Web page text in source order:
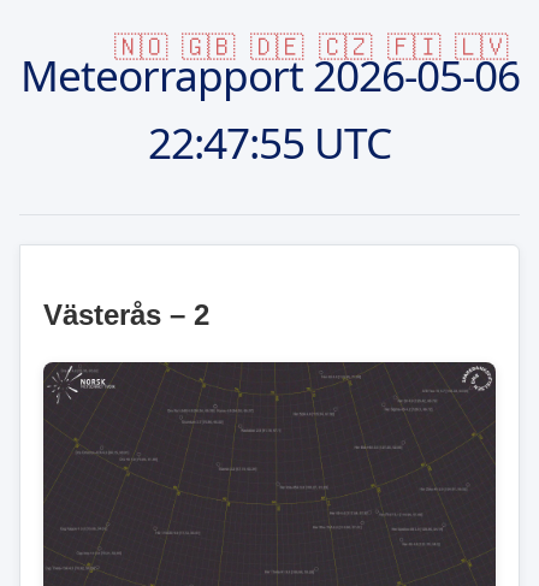
🇳🇴 🇬🇧 🇩🇪 🇨🇿 🇫🇮 🇱🇻
Meteorrapport2026-05-06
22:47:55 UTC
Västerås – 2